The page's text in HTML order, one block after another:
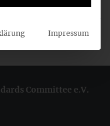
10.12.2015
Committee e.V.
Impressum